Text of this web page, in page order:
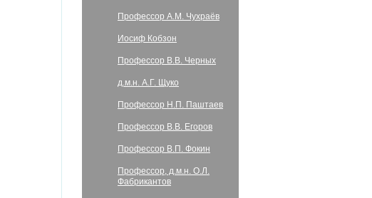
Профессор А.М. Чухраёв
Иосиф Кобзон
Профессор В.В. Черных
д.м.н. А.Г. Щуко
Профессор Н.П. Паштаев
Профессор В.В. Егоров
Профессор В.П. Фокин
Профессор, д.м.н. О.Л.
Фабрикантов